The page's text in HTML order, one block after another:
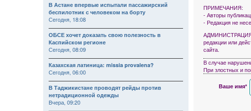
ПРИМЕЧАНИЯ:
- Авторы
- Редакция не
АДМИНИСТРАЦИЯ
редакции или
сайта.
В случае
При злостных и
Ваше имя*
В Астане впервые испытали пассажирский
беспилотник с человеком на борту
Сегодня, 18:08
ОБСЕ хочет доказать свою полезность в
Каспийском регионе
Сегодня, 08:09
Казахская латиница: missia provalena?
Сегодня, 06:00
В Таджикистане проводят рейды против
нетрадиционной одежды
Вчера, 09:20